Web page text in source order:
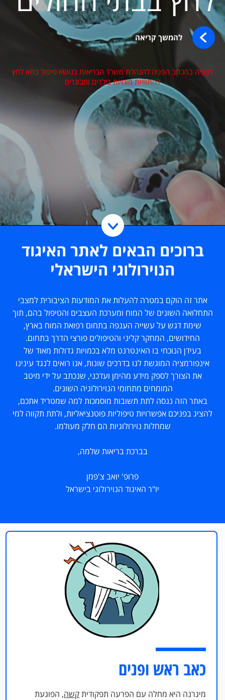
לצפיה במכתב הפניה להנהלת משרד הבריאות בנושא טיפול בתא לחץ
להתוויות מוחיות בילדים ומבוגרים
להמשך קריאה
ברוכים הבאים לאתר האיגוד
הנוירולוגי הישראלי
אתר זה הוקם במטרה להעלות את המודעות הציבורית למצבי
התחלואה השונים של המוח ומערכת העצבים והטיפול בהם, תוך
שימת דגש על עשייה הענפה בתחום רפואת המוח בארץ,
החידושים, המחקר קליני והטיפולים פורצי הדרך בתחום.
בעידן הנוכחי בו האינטרנט מלא בכמויות גדולות מאוד של
אינפורמציה המוגשת לנו בדרכים שונות, אנו רואים לנגד עינינו
את הצורך לספק מידע מהימן ועדכני, שנכתב על ידי מיטב
המומחים מתחומי הנוירולוגיה השונים.
באתר הזה ננסה לתת תשובות מוסמכות למה שמטריד אתכם,
להציג בפניכם אפשרויות טיפוליות פוטנציאליות, ולתת תקווה למי
שמחלות נוירולוגיות הם חלק מעולמו.
בברכת בריאות שלמה,
פרופ' יואב צ'פמן
יו"ר האיגוד הנוירולוגי בישראל
כאב ראש ופנים
מיגרנה היא מחלה עם הפרעה תפקודיתקשה, הפוגעת